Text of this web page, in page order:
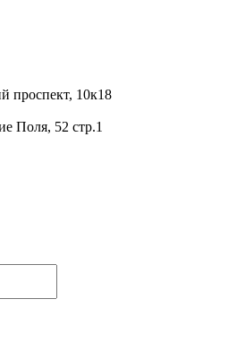
проспект, 10к18
Поля, 52 стр.1